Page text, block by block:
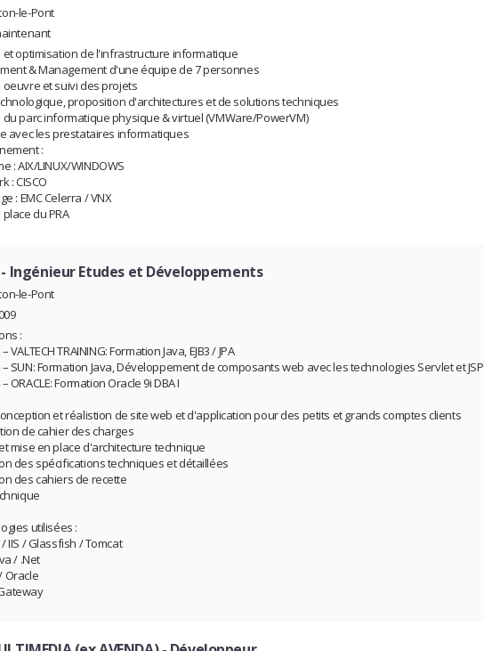
le-Pont
et optimisation de l'infrastructure informatique
& Management d'une équipe de 7 personnes
oeuvre et suivi des projets
proposition d'architectures et de solutions techniques
parc informatique physique & virtuel (VMWare/PowerVM)
avec les prestataires informatiques
:
: AIX/LINUX/WINDOWS
: CISCO
: EMC Celerra / VNX
du PRA
Ingénieur Etudes et Développements
le-Pont
:
VALTECH TRAINING: Formation Java, EJB3 / JPA
– SUN: Formation Java, Développement de composants web avec les technologies Servlet et JSP
ORACLE: Formation Oracle 9i DBA I
et réalistion de site web et d'application pour des petits et grands comptes clients
de cahier des charges
mise en place d'architecture technique
des spécifications techniques et détaillées
des cahiers de recette
utilisées :
IIS / Glassfish / Tomcat
/ .Net
Oracle